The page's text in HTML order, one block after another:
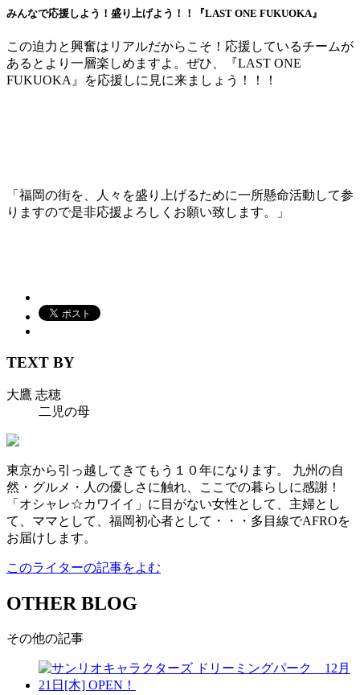
みんなで応援しよう！盛り上げよう！！『LAST ONE FUKUOKA』
この迫力と興奮はリアルだからこそ！応援しているチームが
あるとより一層楽しめますよ。ぜひ、『LAST ONE
FUKUOKA』を応援しに見に来ましょう！！！
「福岡の街を、人々を盛り上げるために一所懸命活動して参
りますので是非応援よろしくお願い致します。」
TEXT BY
大鷹 志穂
二児の母
東京から引っ越してきてもう１０年になります。 九州の自
然・グルメ・人の優しさに触れ、ここでの暮らしに感謝！
「オシャレ☆カワイイ」に目がない女性として、主婦とし
て、ママとして、福岡初心者として・・・多目線でAFROを
お届けします。
このライターの記事をよむ
OTHER BLOG
その他の記事